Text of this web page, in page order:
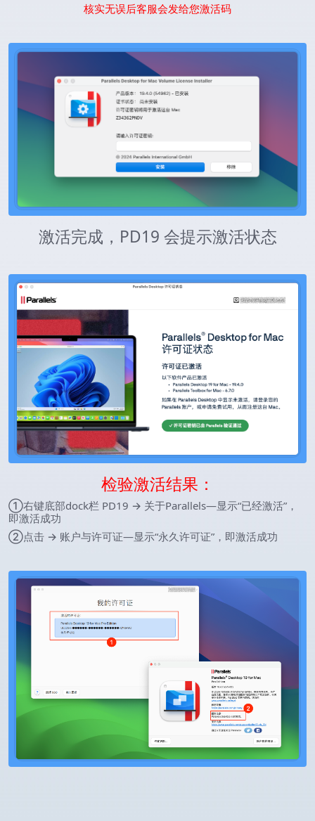
核实无误后客服会发给您激活码
激活完成，PD19 会提示激活状态
检验激活结果：
①右键底部dock栏 PD19 → 关于Parallels—显示“已经激活”，
即激活成功
②点击 → 账户与许可证—显示“永久许可证”，即激活成功